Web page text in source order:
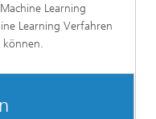
Learning
Learning Verfahren
können.